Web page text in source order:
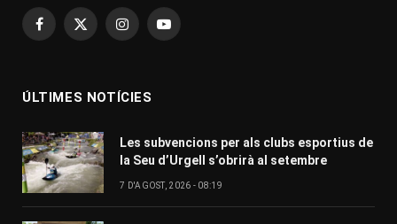
Facebook
X
InstagramYouTube
ÚLTIMES NOTÍCIES
Les subvencions per als clubs esportius de
la Seu d’Urgell s’obrirà al setembre
7 D'AGOST, 2026 - 08:19